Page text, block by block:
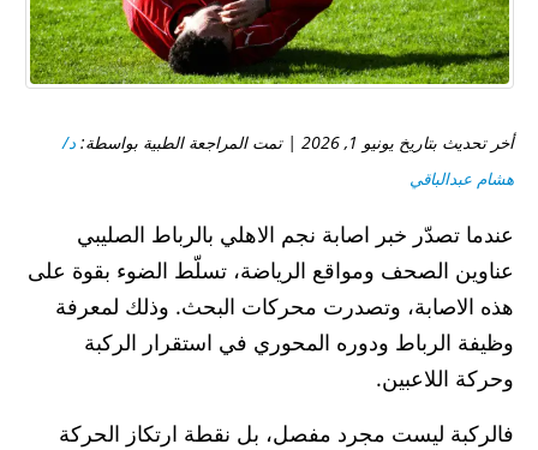
أخر تحديث بتاريخ يونيو 1, 2026 | تمت المراجعة الطبية بواسطة:
د/
هشام عبدالباقي
عندما تصدّر خبر اصابة نجم الاهلي بالرباط الصليبي
عناوين الصحف ومواقع الرياضة، تسلّط الضوء بقوة على
هذه الاصابة، وتصدرت محركات البحث. وذلك لمعرفة
وظيفة الرباط ودوره المحوري في استقرار الركبة
وحركة اللاعبين.
فالركبة ليست مجرد مفصل، بل نقطة ارتكاز الحركة